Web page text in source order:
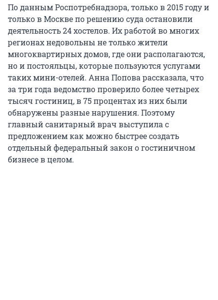
По данным Роспотребнадзора, только в 2015 году и
только в Москве по решению суда остановили
деятельность 24 хостелов. Их работой во многих
регионах недовольны не только жители
многоквартирных домов, где они располагаются,
но и постояльцы, которые пользуются услугами
таких мини-отелей. Анна Попова рассказала, что
за три года ведомство проверило более четырех
тысяч гостиниц, в 75 процентах из них были
обнаружены разные нарушения. Поэтому
главный санитарный врач выступила с
предложением как можно быстрее создать
отдельный федеральный закон о гостиничном
бизнесе в целом.